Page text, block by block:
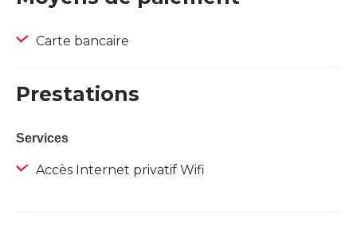
Carte bancaire
Prestations
Services
Accès Internet privatif Wifi